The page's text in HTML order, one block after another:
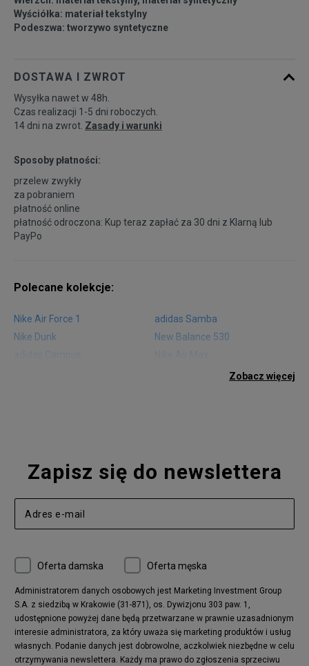
39,5 25,5 cm Powiadom o dostępności
41 26,5 cm
Wyściółka: materiał tekstylny
Podeszwa: tworzywo syntetyczne
DOSTAWA I ZWROT
Wysyłka nawet w 48h.
Czas realizacji 1-5 dni roboczych.
14 dni na zwrot. Zasady i warunki
Sposoby płatności:
przelew zwykły
za pobraniem
płatność online
płatność odroczona: Kup teraz zapłać za 30 dni z Klarną lub
PayPo
Polecane kolekcje:
Nike Air Force 1
adidas Samba
Nike Dunk
New Balance 530
Air Jordan 1
New Balance 327
adidas Handball Spezial
Birkenstock Arizona
Nike Air Max 270
New Balance CT302
adidas Ozelia
Nike Air More Uptempo
adidas Stan Smith
Puma Mayze
Reebok Club C
New Balance 2002
adidas NMD
Converse Run Star Hike
Nike Air Max Pulse
adidas Nizza
New Balance 997
adidas ZX
Nike Waffle One
Zobacz więcej
Zapisz się do newslettera
Oferta damska Oferta męska
Administratorem danych osobowych jest Marketing Investment Group
S.A. z siedzibą w Krakowie (31-871), os. Dywizjonu 303 paw. 1,
udostępnione powyżej dane będą przetwarzane w prawnie uzasadnionym
interesie administratora, za który uważa się marketing produktów i usług
własnych. Podanie danych jest dobrowolne, aczkolwiek niezbędne w celu
otrzymywania newslettera. Każdy ma prawo do zgłoszenia sprzeciwu